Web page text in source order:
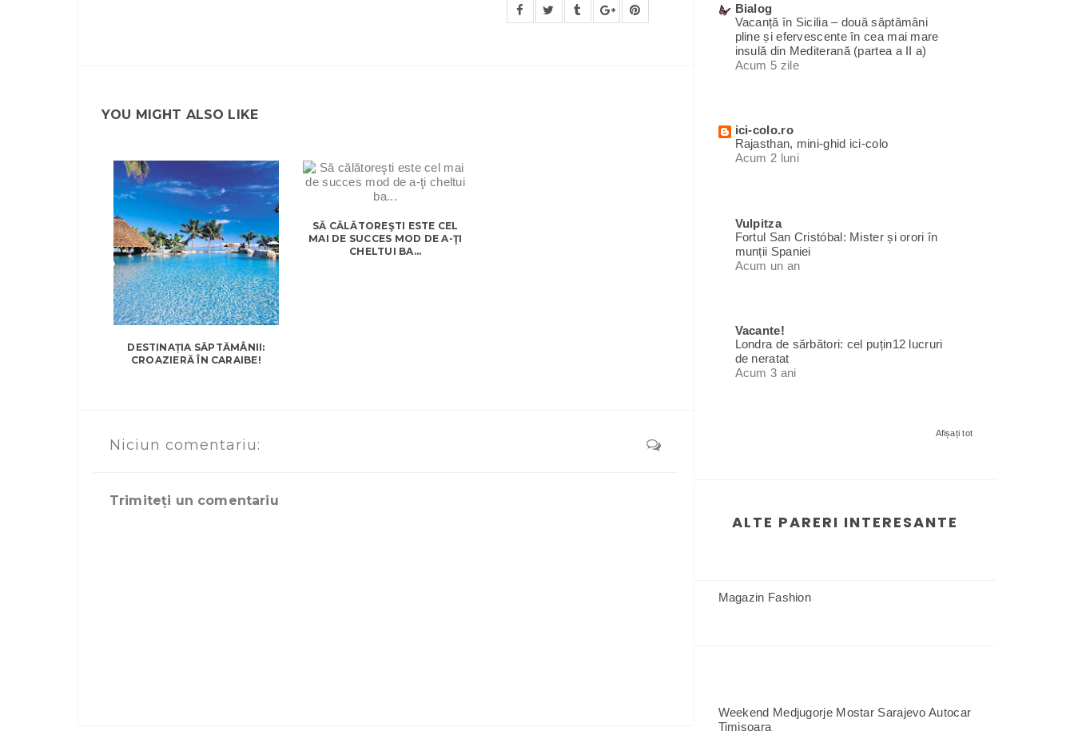
YOU MIGHT ALSO LIKE
DESTINAȚIA SĂPTĂMÂNII:
CROAZIERĂ ÎN CARAIBE!
SĂ CĂLĂTOREŞTI ESTE CEL
MAI DE SUCCES MOD DE A-ŢI
CHELTUI BA...
Niciun comentariu:
Trimiteți un comentariu
Bialog
Vacanță în Sicilia – două săptămâni
pline și efervescente în cea mai mare
insulă din Mediterană (partea a II a)
Acum 5 zile
ici-colo.ro
Rajasthan, mini-ghid ici-colo
Acum 2 luni
Vulpitza
Fortul San Cristóbal: Mister și orori în
munții Spaniei
Acum un an
Vacante!
Londra de sărbători: cel puțin12 lucruri
de neratat
Acum 3 ani
Afișați tot
ALTE PARERI INTERESANTE
Magazin Fashion
Weekend Medjugorje Mostar Sarajevo Autocar
Timisoara